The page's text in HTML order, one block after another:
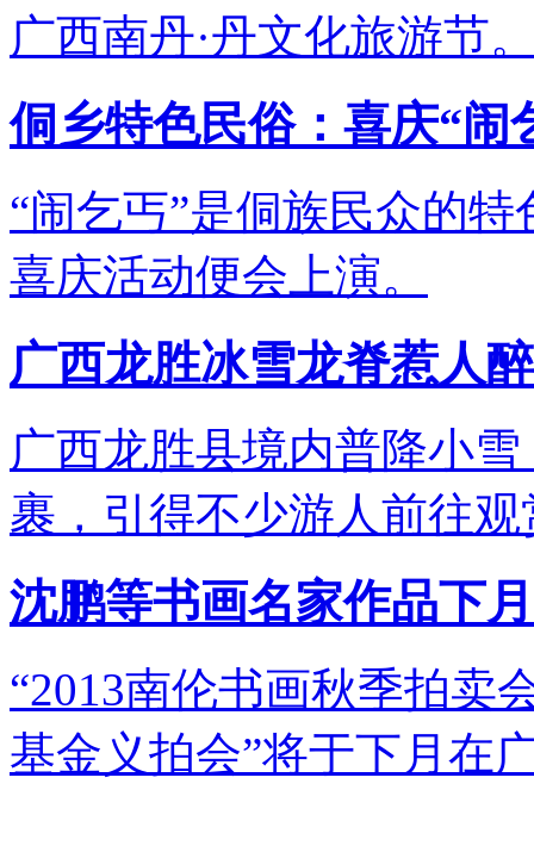
广西南丹·丹文化旅游节
侗乡特色民俗：喜庆“闹
“闹乞丐”是侗族民众的
喜庆活动便会上演。
广西龙胜冰雪龙脊惹人醉
广西龙胜县境内普降小
裹，引得不少游人前往观
沈鹏等书画名家作品下
“2013南伦书画秋季拍卖
基金义拍会”将于下月在